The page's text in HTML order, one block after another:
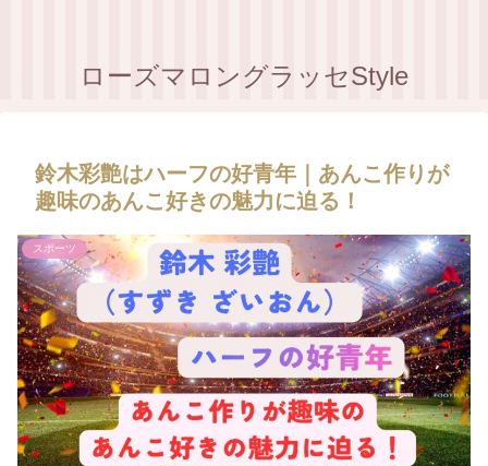
ローズマロングラッセStyle
鈴木彩艶はハーフの好青年｜あんこ作りが
趣味のあんこ好きの魅力に迫る！
スポーツ